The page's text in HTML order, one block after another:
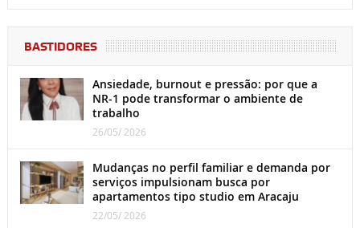
BASTIDORES
Ansiedade, burnout e pressão: por que a
NR-1 pode transformar o ambiente de
trabalho
26/05/ 2026
Mudanças no perfil familiar e demanda por
serviços impulsionam busca por
apartamentos tipo studio em Aracaju
22/05/ 2026